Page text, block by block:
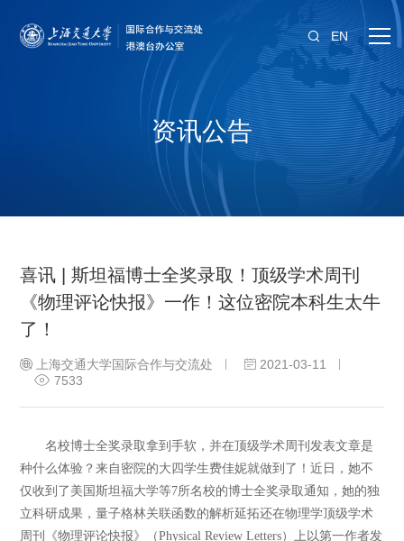
EN
资讯公告
喜讯 | 斯坦福博士全奖录取！顶级学术周刊
《物理评论快报》一作！这位密院本科生太牛
了！
上海交通大学国际合作与交流处
2021-03-11
7533
名校博士全奖录取拿到手软，并在顶级学术周刊发表文章是
种什么体验？来自密院的大四学生费佳妮就做到了！近日，她不
仅收到了美国斯坦福大学等7所名校的博士全奖录取通知，她的独
立科研成果，量子格林关联函数的解析延拓还在物理学顶级学术
周刊《物理评论快报》（Physical Review Letters）上以第一作者发